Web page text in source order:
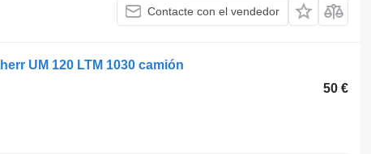
Contacte con el vendedor
UM 120 LTM 1030 camión
50 €